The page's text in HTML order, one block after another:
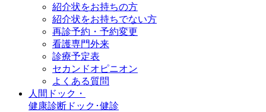
紹介状をお持ちの方
紹介状をお持ちでない方
再診予約・予約変更
看護専門外来
診療予定表
セカンドオピニオン
よくある質問
人間ドック・
健康診断 ドック･健診